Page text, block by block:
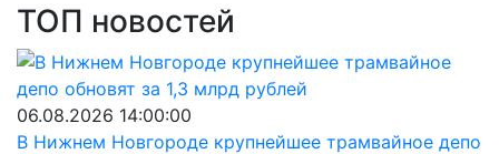
ТОП новостей
06.08.2026 14:00:00
В Нижнем Новгороде крупнейшее трамвайное депо